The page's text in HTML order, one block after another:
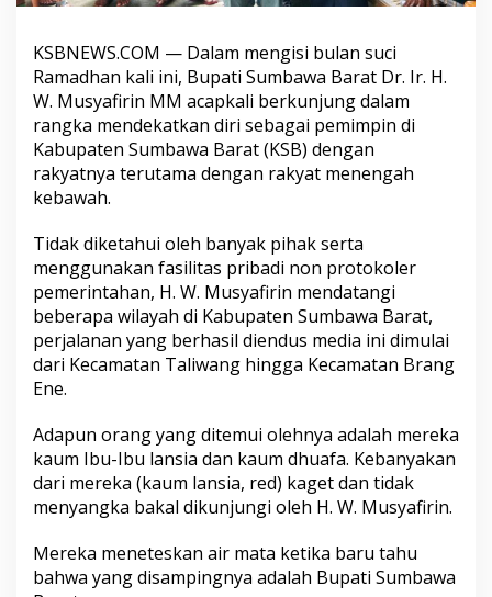
KSBNEWS.COM — Dalam mengisi bulan suci
Ramadhan kali ini, Bupati Sumbawa Barat Dr. Ir. H.
W. Musyafirin MM acapkali berkunjung dalam
rangka mendekatkan diri sebagai pemimpin di
Kabupaten Sumbawa Barat (KSB) dengan
rakyatnya terutama dengan rakyat menengah
kebawah.
Tidak diketahui oleh banyak pihak serta
menggunakan fasilitas pribadi non protokoler
pemerintahan, H. W. Musyafirin mendatangi
beberapa wilayah di Kabupaten Sumbawa Barat,
perjalanan yang berhasil diendus media ini dimulai
dari Kecamatan Taliwang hingga Kecamatan Brang
Ene.
Adapun orang yang ditemui olehnya adalah mereka
kaum Ibu-Ibu lansia dan kaum dhuafa. Kebanyakan
dari mereka (kaum lansia, red) kaget dan tidak
menyangka bakal dikunjungi oleh H. W. Musyafirin.
Mereka meneteskan air mata ketika baru tahu
bahwa yang disampingnya adalah Bupati Sumbawa